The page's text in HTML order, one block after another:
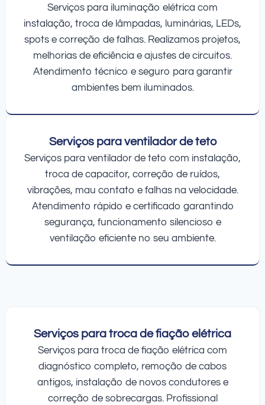
Serviços para iluminação elétrica com
instalação, troca de lâmpadas, luminárias, LEDs,
spots e correção de falhas. Realizamos projetos,
melhorias de eficiência e ajustes de circuitos.
Atendimento técnico e seguro para garantir
ambientes bem iluminados.
Serviços para ventilador de teto
Serviços para ventilador de teto com instalação,
troca de capacitor, correção de ruídos,
vibrações, mau contato e falhas na velocidade.
Atendimento rápido e certificado garantindo
segurança, funcionamento silencioso e
ventilação eficiente no seu ambiente.
Serviços para troca de fiação elétrica
Serviços para troca de fiação elétrica com
diagnóstico completo, remoção de cabos
antigos, instalação de novos condutores e
correção de sobrecargas. Profissional